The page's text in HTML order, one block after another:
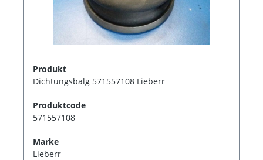
Produkt
Dichtungsbalg 571557108 Lieberr
Produktcode
571557108
Marke
Lieberr